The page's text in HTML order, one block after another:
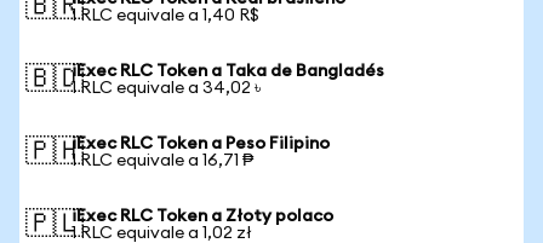
🇧🇷1 RLC equivale a 1,40 R$
🇧🇩iExec RLC Token a Taka de Bangladés
1 RLC equivale a 34,02 ৳
🇵🇭iExec RLC Token a Peso Filipino
1 RLC equivale a 16,71 ₱
🇵🇱iExec RLC Token a Złoty polaco
1 RLC equivale a 1,02 zł